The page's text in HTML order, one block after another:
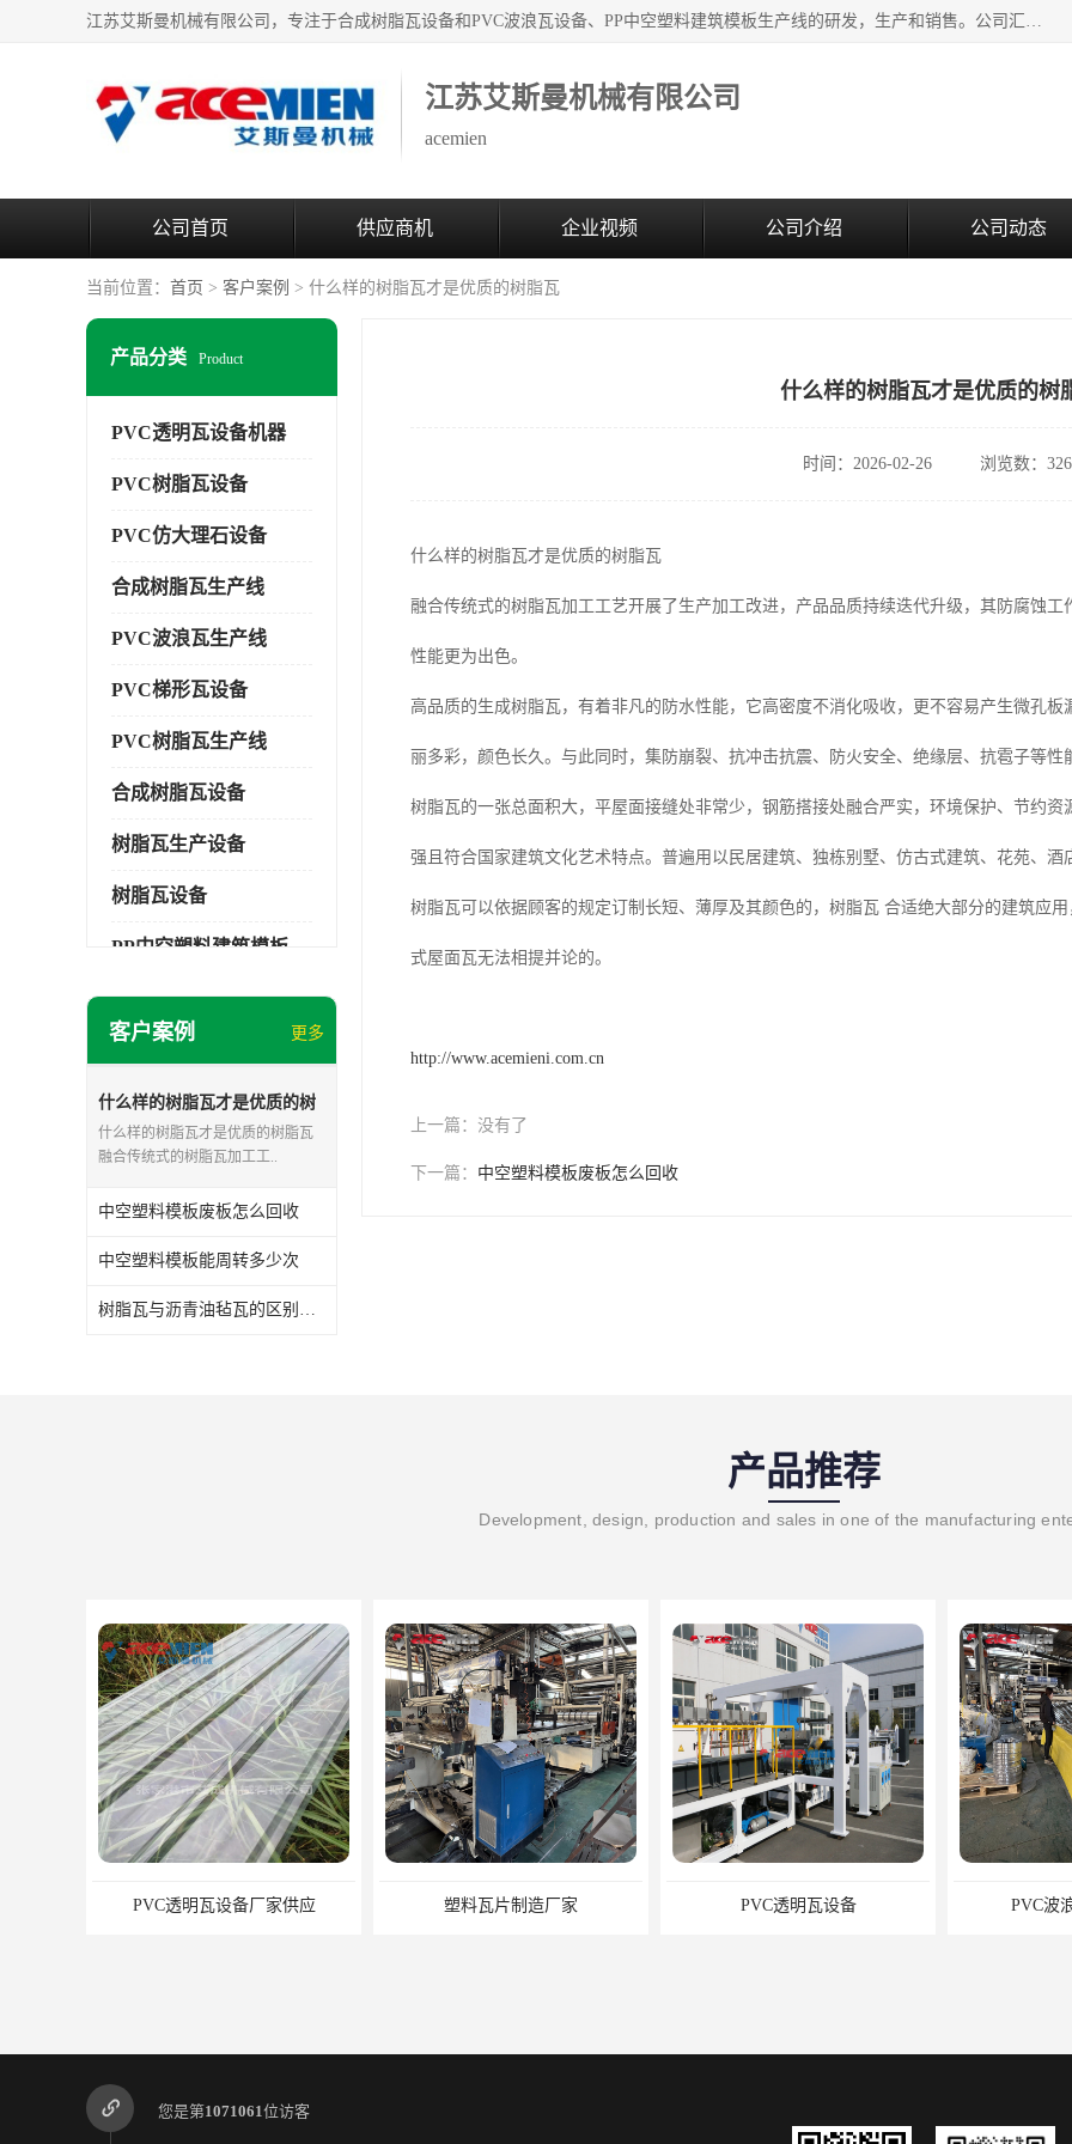
江苏艾斯曼机械有限公司，专注于合成树脂瓦设备和PVC波浪瓦设备、PP中空塑料建筑模板生产线的研发，生产和销售。公司汇集了一批专业技术领域的优秀人才，组成了以中青年科技精英为骨干的高素质科研队伍，在不断的产品研发实践中积累了丰富的产品设计经验和精深的理论知识。
江苏艾斯曼机械有限公司
acemien
公司首页 供应商机 企业视频 公司介绍 公司动态
当前位置： 首页 > 客户案例 > 什么样的树脂瓦才是优质的树脂瓦
产品分类 Product
PVC透明瓦设备机器
PVC树脂瓦设备
PVC仿大理石设备
合成树脂瓦生产线
PVC波浪瓦生产线
PVC梯形瓦设备
PVC树脂瓦生产线
合成树脂瓦设备
树脂瓦生产设备
树脂瓦设备
塑料建筑模板
客户案例 更多
什么样的树脂瓦才是优质的树
脂瓦
什么样的树脂瓦才是优质的树脂瓦
融合传统式的树脂瓦加工工..
中空塑料模板废板怎么回收
中空塑料模板能周转多少次
树脂瓦与沥青油毡瓦的区别之处？
什么样的树脂瓦才是优质的树
时间：2026-02-26 浏览数：
什么样的树脂瓦才是优质的树脂瓦
融合传统式的树脂瓦加工工艺开展了生产加工改进，产品品质持续迭代升级，其防腐蚀
性能更为出色。
高品质的生成树脂瓦，有着非凡的防水性能，它高密度不消化吸收，更不容易产生微孔
丽多彩，颜色长久。与此同时，集防崩裂、抗冲击抗震、防火安全、绝缘层、抗雹子等性
树脂瓦的一张总面积大，平屋面接缝处非常少，钢筋搭接处融合严实，环境保护、节约
强且符合国家建筑文化艺术特点。普遍用以民居建筑、独栋别墅、仿古式建筑、花苑、酒
树脂瓦可以依据顾客的规定订制长短、薄厚及其颜色的，树脂瓦 合适绝大部分的建筑应
式屋面瓦无法相提并论的。
http://www.acemieni.com.cn
上一篇： 没有了
下一篇： 中空塑料模板废板怎么回收
产品推荐
Development, design, production and sales in one of the manufacturing
PVC透明瓦设备厂家供应 塑料瓦片制造厂家 PVC透明瓦设备 PVC波
您是第1071061位访客